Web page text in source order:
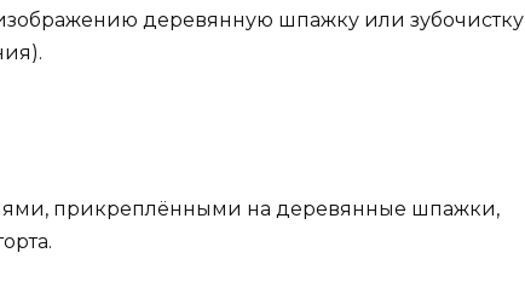
деревянную шпажку или зубочистку
прикреплёнными на деревянные шпажки,